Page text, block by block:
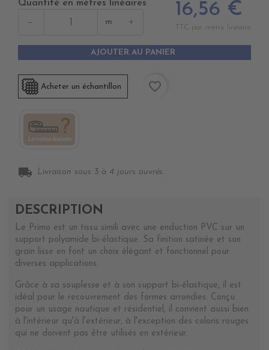
Quantité en mètres linéaires
− m +
16,56 €
TTC par mètre linéaire
AJOUTER AU PANIER
Acheter un échantillon favorite_border
local_shipping Livraison sous 3 à 4 jours ouvrés.
DESCRIPTION
Le Primo est un tissu simili avec une enduction PVC sur un
support polyamide bi-élastique. Sa finition satinée et son
grain lisse en font un choix élégant et fonctionnel pour
diverses applications.
Grâce à sa souplesse et à son support bi-élastique, il est
idéal pour le recouvrement des formes arrondies. Conçu
pour un usage nautique et résidentiel, il convient aussi bien
à l'intérieur qu'à l'extérieur, à l'exception des coloris rouges
qui ne doivent pas être utilisés en extérieur.